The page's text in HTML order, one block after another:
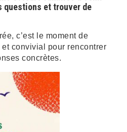
questions et trouver de
c’est le moment de
convivial pour rencontrer
concrètes.